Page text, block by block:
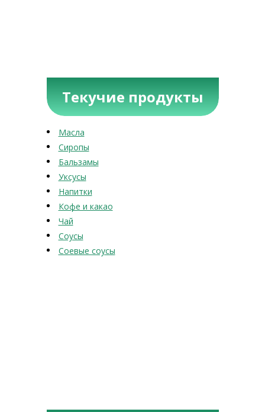
Текучие продукты
Масла
Сиропы
Бальзамы
Уксусы
Напитки
Кофе и какао
Чай
Соусы
Соевые соусы